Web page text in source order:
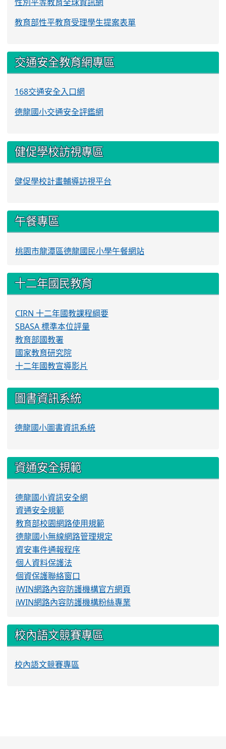
教育部性平教育受理學生提案表單
交通安全教育網專區
168交通安全入口網
德龍國小交通安全評鑑網
健促學校訪視專區
健促學校計畫輔導訪視平台
午餐專區
桃園市龍潭區德龍國民小學午餐網站
十二年國民教育
CIRN 十二年國教課程綱要
SBASA 標準本位評量
教育部國教署
國家教育研究院
十二年國教宣導影片
圖書資訊系統
德龍國小圖書資訊系統
資通安全規範
德龍國小資訊安全網
資通安全規範
教育部校園網路使用規範
德龍國小無線網路管理規定
資安事件通報程序
個人資料保護法
個資保護聯絡窗口
iWIN網路內容防護機構官方網頁
iWIN網路內容防護機構粉絲專業
校內語文競賽專區
校內語文競賽專區